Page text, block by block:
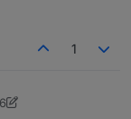
1